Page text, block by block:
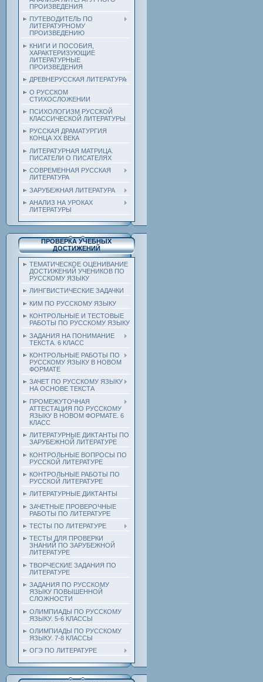
ПРОИЗВЕДЕНИЯ
ПУТЕВОДИТЕЛЬ ПО
ЛИТЕРАТУРНОМУ
ПРОИЗВЕДЕНИЮ
КНИГИ И ПОСОБИЯ,
ХАРАКТЕРИЗУЮЩИЕ
ЛИТЕРАТУРНЫЕ
ПРОИЗВЕДЕНИЯ
ДРЕВНЕРУССКАЯ ЛИТЕРАТУРА
О РУССКОМ
СТИХОСЛОЖЕНИИ
ПСИХОЛОГИЗМ РУССКОЙ
КЛАССИЧЕСКОЙ ЛИТЕРАТУРЫ
РУССКАЯ ДРАМАТУРГИЯ
КОНЦА ХХ ВЕКА
ЛИТЕРАТУРНАЯ МАТРИЦА.
ПИСАТЕЛИ О ПИСАТЕЛЯХ
СОВРЕМЕННАЯ РУССКАЯ
ЛИТЕРАТУРА
ЗАРУБЕЖНАЯ ЛИТЕРАТУРА
АНАЛИЗ НА УРОКАХ
ЛИТЕРАТУРЫ
ПРОВЕРКА УЧЕБНЫХ
ДОСТИЖЕНИЙ
ТЕМАТИЧЕСКОЕ ОЦЕНИВАНИЕ
ДОСТИЖЕНИЙ УЧЕНИКОВ ПО
РУССКОМУ ЯЗЫКУ
ЛИНГВИСТИЧЕСКИЕ ЗАДАЧКИ
КИМ ПО РУССКОМУ ЯЗЫКУ
КОНТРОЛЬНЫЕ И ТЕСТОВЫЕ
РАБОТЫ ПО РУССКОМУ ЯЗЫКУ
ЗАДАНИЯ НА ПОНИМАНИЕ
ТЕКСТА. 6 КЛАСС
КОНТРОЛЬНЫЕ РАБОТЫ ПО
РУССКОМУ ЯЗЫКУ В НОВОМ
ФОРМАТЕ
ЗАЧЕТ ПО РУССКОМУ ЯЗЫКУ
НА ОСНОВЕ ТЕКСТА
ПРОМЕЖУТОЧНАЯ
АТТЕСТАЦИЯ ПО РУССКОМУ
ЯЗЫКУ В НОВОМ ФОРМАТЕ. 6
КЛАСС
ЛИТЕРАТУРНЫЕ ДИКТАНТЫ ПО
ЗАРУБЕЖНОЙ ЛИТЕРАТУРЕ
КОНТРОЛЬНЫЕ ВОПРОСЫ ПО
РУССКОЙ ЛИТЕРАТУРЕ
КОНТРОЛЬНЫЕ РАБОТЫ ПО
РУССКОЙ ЛИТЕРАТУРЕ
ЛИТЕРАТУРНЫЕ ДИКТАНТЫ
ЗАЧЕТНЫЕ ПРОВЕРОЧНЫЕ
РАБОТЫ ПО ЛИТЕРАТУРЕ
ТЕСТЫ ПО ЛИТЕРАТУРЕ
ТЕСТЫ ДЛЯ ПРОВЕРКИ
ЗНАНИЙ ПО ЗАРУБЕЖНОЙ
ЛИТЕРАТУРЕ
ТВОРЧЕСКИЕ ЗАДАНИЯ ПО
ЛИТЕРАТУРЕ
ЗАДАНИЯ ПО РУССКОМУ
ЯЗЫКУ ПОВЫШЕННОЙ
СЛОЖНОСТИ
ОЛИМПИАДЫ ПО РУССКОМУ
ЯЗЫКУ. 5-6 КЛАССЫ
ОЛИМПИАДЫ ПО РУССКОМУ
ЯЗЫКУ. 7-8 КЛАССЫ
ОГЭ ПО ЛИТЕРАТУРЕ